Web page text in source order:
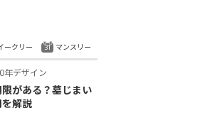
年デザイン
限がある？墓じまい
解説
ークリー マンスリー